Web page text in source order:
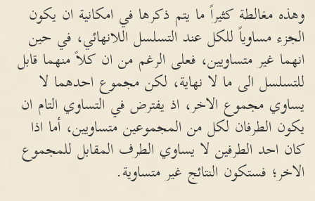
وهذه مغالطة كثيراً ما يتم ذكرها في امكانية ان يكون
الجزء مساوياً للكل عند التسلسل اللانهائي، في حين
انهما غير متساويين، فعلى الرغم من ان كلاً منهما قابل
للتسلسل الى ما لا نهاية، لكن مجموع احدهما لا
يساوي مجموع الاخر، اذ يفترض في التساوي التام ان
يكون الطرفان لكل من المجموعين متساويين، أما اذا
كان احد الطرفين لا يساوي الطرف المقابل للمجموع
الاخر؛ فستكون النتائج غير متساوية.